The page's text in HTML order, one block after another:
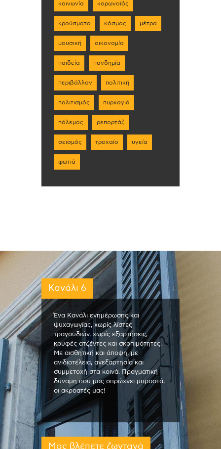
κοινωνία κορωνοϊός
κρούσματα κόσμος μέτρα
μουσική οικονομία
παιδεία πανδημία
περιβάλλον πολιτική
πολιτισμός πυρκαγιά
πόλεμος ρεπορτάζ
σεισμός τροχαίο υγεία
φωτιά
Κανάλι 6
Ένα Κανάλι ενημέρωσης και
ψυχαγωγίας, χωρίς λίστες
τραγουδιών, χωρίς εξαρτήσεις,
κρυφές ατζέντες και σκοπιμότητες.
Με αισθητική και άποψη, με
ανιδιοτέλεια, ανεξαρτησία και
συμμετοχή στα κοινά. Πραγματική
δύναμη που μας σπρώχνει μπροστά,
οι ακροατές μας!
Μας βλέπετε ζωντανά